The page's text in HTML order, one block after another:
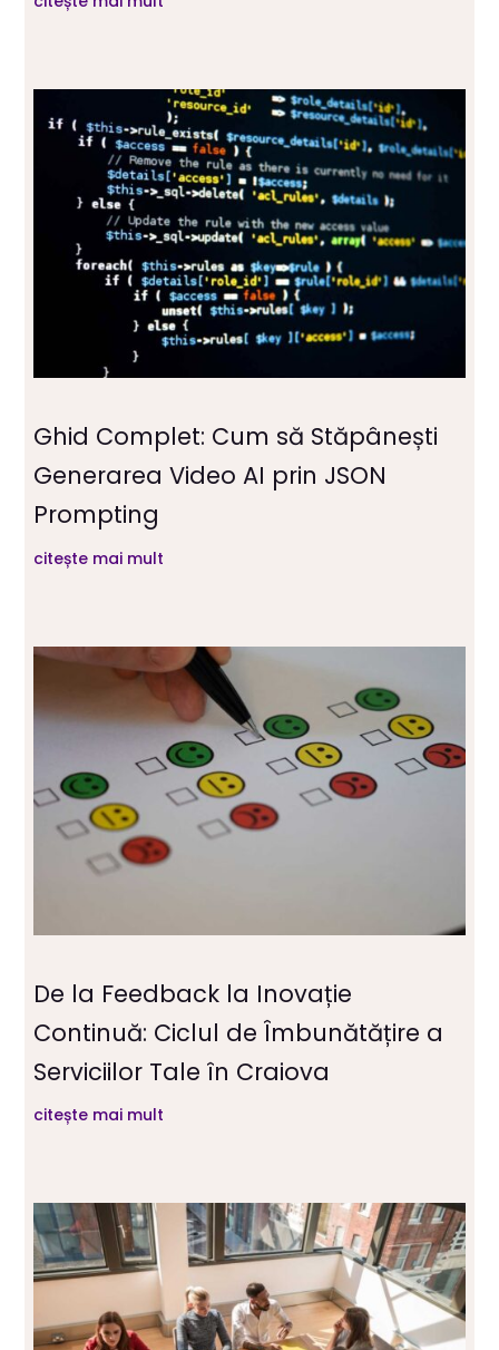
Ghid Complet: Cum să Stăpânești
Generarea Video AI prin JSON
Prompting
citește mai mult
De la Feedback la Inovație
Continuă: Ciclul de Îmbunătățire a
Serviciilor Tale în Craiova
citește mai mult